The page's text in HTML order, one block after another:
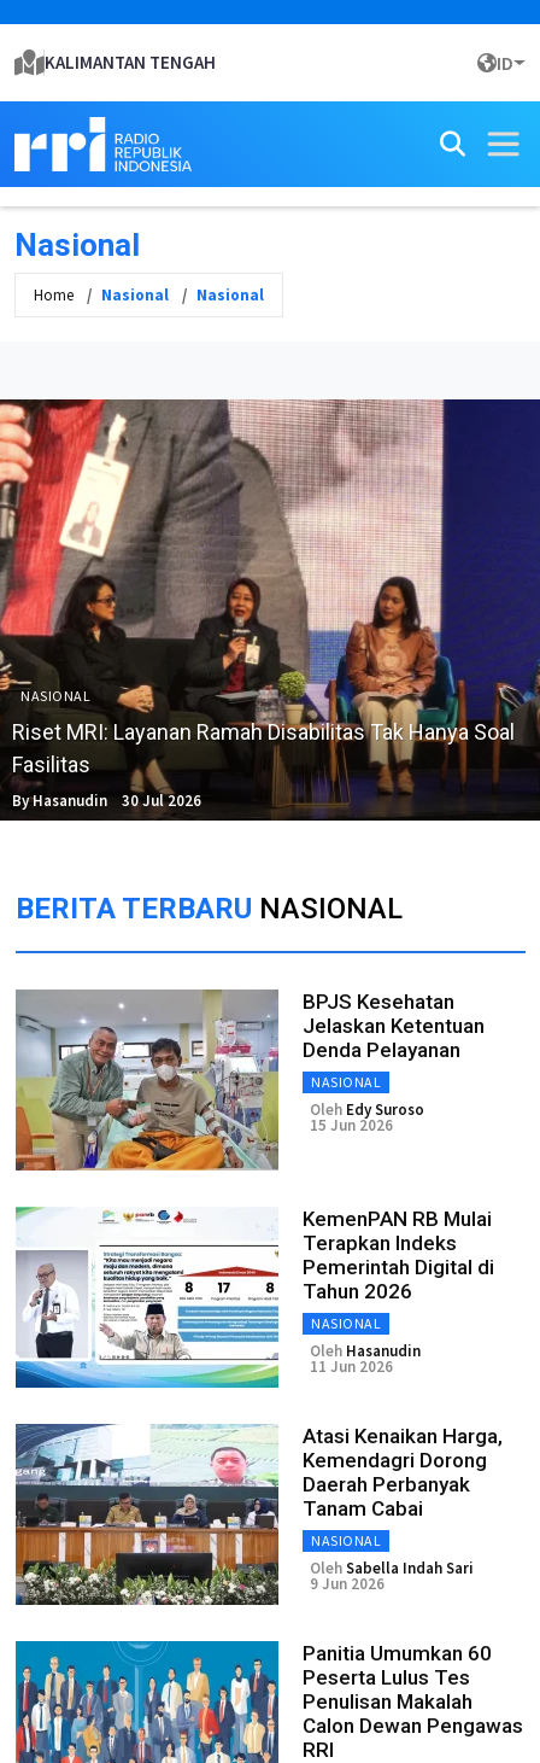
KALIMANTAN TENGAH ID
Nasional
Home Nasional Nasional
NASIONAL
Riset MRI: Layanan Ramah Disabilitas Tak Hanya Soal
Fasilitas
By Hasanudin 30 Jul 2026
BERITA TERBARU NASIONAL
BPJS Kesehatan
Jelaskan Ketentuan
Denda Pelayanan
NASIONAL
Oleh Edy Suroso
15 Jun 2026
KemenPAN RB Mulai
Terapkan Indeks
Pemerintah Digital di
Tahun 2026
NASIONAL
Oleh Hasanudin
11 Jun 2026
Atasi Kenaikan Harga,
Kemendagri Dorong
Daerah Perbanyak
Tanam Cabai
NASIONAL
OlehSabella Indah Sari
9 Jun 2026
Panitia Umumkan 60
Peserta Lulus Tes
Penulisan Makalah
Calon Dewan Pengawas
RRI